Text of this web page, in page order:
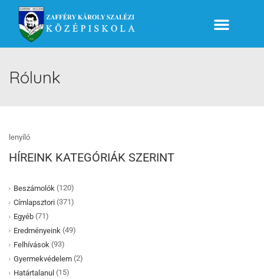
Rólunk
lenyíló
HÍREINK KATEGÓRIÁK SZERINT
Beszámolók (120)
Címlapsztori (371)
Egyéb (71)
Eredményeink (49)
Felhívások (93)
Gyermekvédelem (2)
Határtalanul (15)